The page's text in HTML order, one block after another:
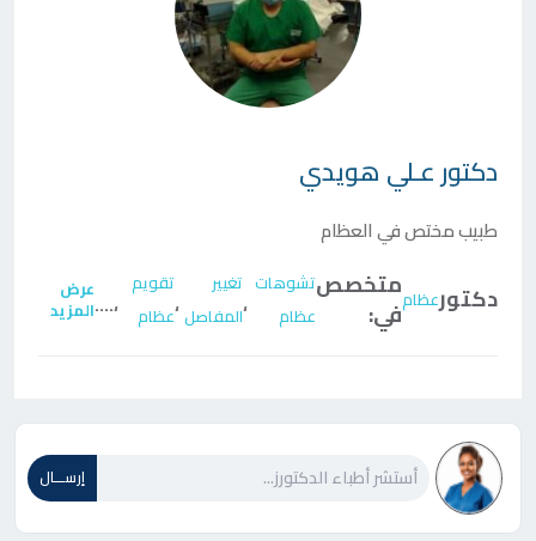
دكتور عـلي هويدي
طبيب مختص في العظام
دكتورعظاممتخصص
في:
تشوهات
عظام
،
تغيير
المفاصل،
تقويم
عظام
،....عرض
المزيد
إرســـال